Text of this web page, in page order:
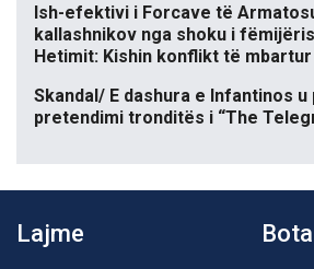
Ish-efektivi i Forcave të
kallashnikov nga shoku i
Hetimit: Kishin konflikt të
Skandal/ E dashura e Infantinos u
pretendimi tronditës i “The
Lajme Bota